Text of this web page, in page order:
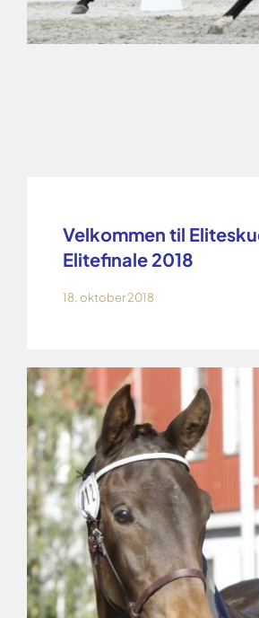
Velkommen til
Elitefinale 2018
18. oktober 2018